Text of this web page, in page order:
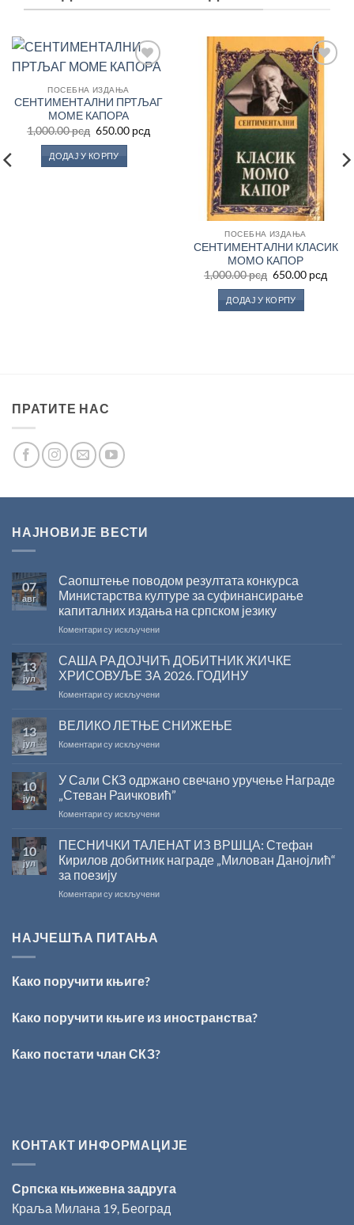
Листу
жеља
ПОСЕБНА ИЗДАЊА
СЕНТИМЕНТАЛНИ ПРТЉАГ
МОМЕ КАПОРА
1,000.00рсд Оригинална
је
била:
1,000.00 рсд.
650.00 рсд
цена
ДОДАЈ У КОРПУ
Додај
Листу
жеља
ПОСЕБНА ИЗДАЊА
СЕНТИМЕНТАЛНИ КЛАСИК
МОМО КАПОР
1,000.00рсд Оригинална
је
била:
1,000.00 рсд.
650.00 рсд
цена
ДОДАЈ У КОРПУ
ПРАТИТЕ НАС
НАЈНОВИЈЕ ВЕСТИ
07
авг
Саопштење поводом резултата конкурса
Министарства културе за суфинансирање
капиталних издања на српском језику
Коментари су искљученина
поводом
резултата
конкурса
Министарства
за
капиталних
на
српском
13
јул
САША РАДОЈЧИЋ ДОБИТНИК ЖИЧКЕ
ХРИСОВУЉЕ ЗА 2026. ГОДИНУ
Коментари су искљученина
РАДОЈЧИЋ
ЖИЧКЕ
2026.
ГОДИНУ
13
јул
ВЕЛИКО ЛЕТЊЕ СНИЖЕЊЕ
Коментари су искљученина
СНИЖЕЊЕ
10
јул
У Сали СКЗ одржано свечано уручење Награде
„Стеван Раичковић”
Коментари су искљученина
Сали
одржано
уручење
10
јул
ПЕСНИЧКИ ТАЛЕНАТ ИЗ ВРШЦА: Стефан
Кирилов добитник награде „Милован Данојлић“
за поезију
Коментари су искљученина
„Милован
поезију
НАЈЧЕШЋА ПИТАЊА
Како поручити књиге?
Како поручити књиге из иностранства?
Како постати члан СКЗ?
КОНТАКТ ИНФОРМАЦИЈЕ
Српска књижевна задруга
Краља Милана 19, Београд